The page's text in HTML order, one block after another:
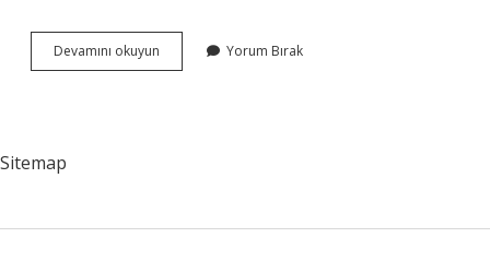
Devamını okuyun
Etmek
Yorum Bırak
Sitemap